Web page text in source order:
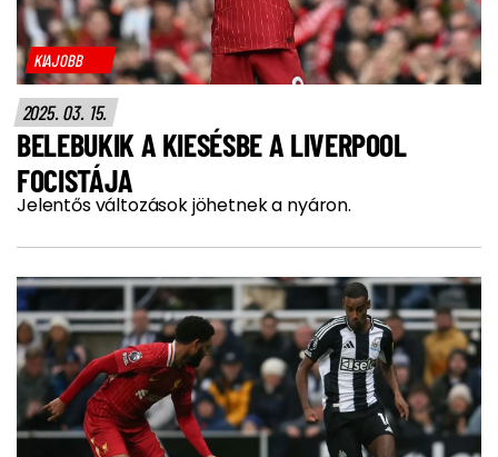
KIAJOBB
2025. 03. 15.
BELEBUKIK A KIESÉSBE A LIVERPOOL
FOCISTÁJA
Jelentős változások jöhetnek a nyáron.